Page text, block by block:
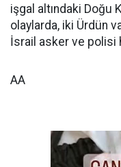
işgal altındaki Doğu
olaylarda, iki Ürdün
İsrail asker ve polisi
AA